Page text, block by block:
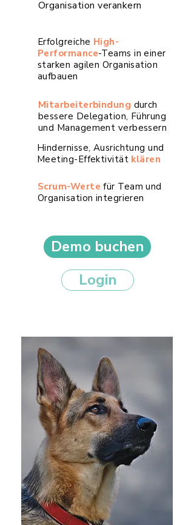
Organisation verankern
Erfolgreiche High-
Performance-Teams in einer
starken agilen Organisation
aufbauen
Mitarbeiterbindung durch
bessere Delegation, Führung
und Management verbessern
Hindernisse, Ausrichtung und
Meeting-Effektivität klären
Scrum-Werte für Team und
Organisation integrieren
Demo buchen
Login